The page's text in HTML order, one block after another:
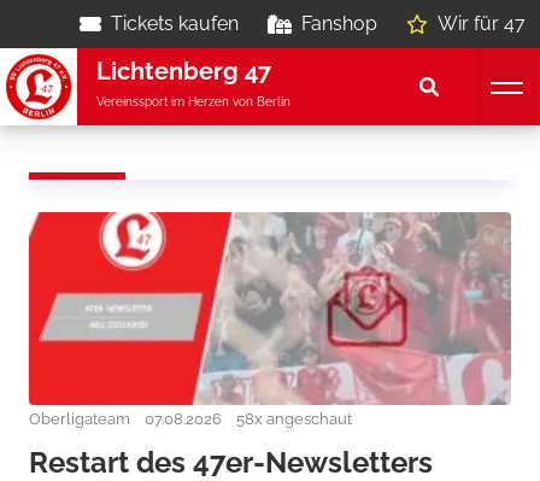
Tickets kaufen Fanshop Wir für 47
Lichtenberg 47
Vereinssport im Herzen von Berlin
Oberligateam 07.08.2026 58x angeschaut
Restart des 47er-Newsletters